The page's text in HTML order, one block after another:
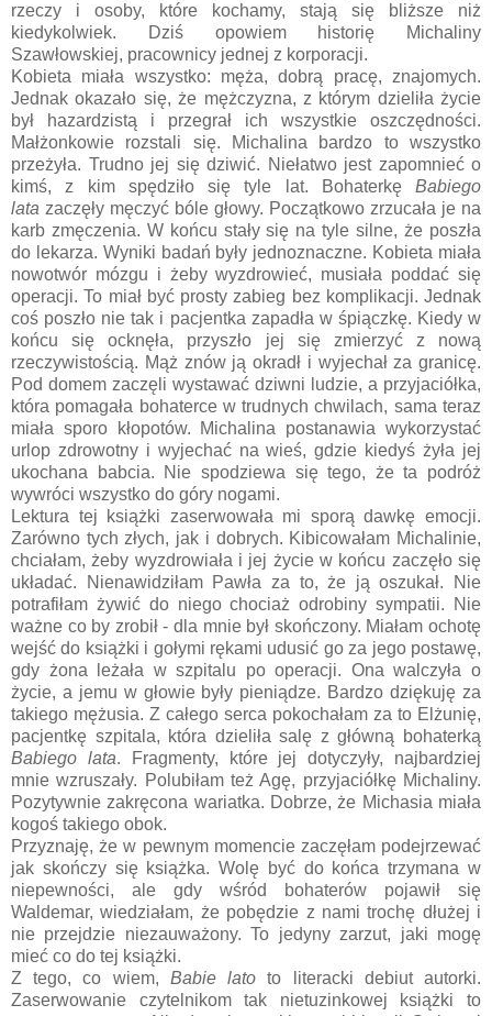
rzeczy i osoby, które kochamy, stają się bliższe niż
kiedykolwiek. Dziś opowiem historię Michaliny
Szawłowskiej, pracownicy jednej z korporacji.
Kobieta miała wszystko: męża, dobrą pracę, znajomych.
Jednak okazało się, że mężczyzna, z którym dzieliła życie
był hazardzistą i przegrał ich wszystkie oszczędności.
Małżonkowie rozstali się. Michalina bardzo to wszystko
przeżyła. Trudno jej się dziwić. Niełatwo jest zapomnieć o
kimś, z kim spędziło się tyle lat. Bohaterkę Babiego
lata zaczęły męczyć bóle głowy. Początkowo zrzucała je na
karb zmęczenia. W końcu stały się na tyle silne, że poszła
do lekarza. Wyniki badań były jednoznaczne. Kobieta miała
nowotwór mózgu i żeby wyzdrowieć, musiała poddać się
operacji. To miał być prosty zabieg bez komplikacji. Jednak
coś poszło nie tak i pacjentka zapadła w śpiączkę. Kiedy w
końcu się ocknęła, przyszło jej się zmierzyć z nową
rzeczywistością. Mąż znów ją okradł i wyjechał za granicę.
Pod domem zaczęli wystawać dziwni ludzie, a przyjaciółka,
która pomagała bohaterce w trudnych chwilach, sama teraz
miała sporo kłopotów. Michalina postanawia wykorzystać
urlop zdrowotny i wyjechać na wieś, gdzie kiedyś żyła jej
ukochana babcia. Nie spodziewa się tego, że ta podróż
wywróci wszystko do góry nogami.
Lektura tej książki zaserwowała mi sporą dawkę emocji.
Zarówno tych złych, jak i dobrych. Kibicowałam Michalinie,
chciałam, żeby wyzdrowiała i jej życie w końcu zaczęło się
układać. Nienawidziłam Pawła za to, że ją oszukał. Nie
potrafiłam żywić do niego chociaż odrobiny sympatii. Nie
ważne co by zrobił - dla mnie był skończony. Miałam ochotę
wejść do książki i gołymi rękami udusić go za jego postawę,
gdy żona leżała w szpitalu po operacji. Ona walczyła o
życie, a jemu w głowie były pieniądze. Bardzo dziękuję za
takiego mężusia. Z całego serca pokochałam za to Elżunię,
pacjentkę szpitala, która dzieliła salę z główną bohaterką
Babiego lata. Fragmenty, które jej dotyczyły, najbardziej
mnie wzruszały. Polubiłam też Agę, przyjaciółkę Michaliny.
Pozytywnie zakręcona wariatka. Dobrze, że Michasia miała
kogoś takiego obok.
Przyznaję, że w pewnym momencie zaczęłam podejrzewać
jak skończy się książka. Wolę być do końca trzymana w
niepewności, ale gdy wśród bohaterów pojawił się
Waldemar, wiedziałam, że pobędzie z nami trochę dłużej i
nie przejdzie niezauważony. To jedyny zarzut, jaki mogę
mieć co do tej książki.
Z tego, co wiem, Babie latoto literacki debiut autorki.
Zaserwowanie czytelnikom tak nietuzinkowej książki to